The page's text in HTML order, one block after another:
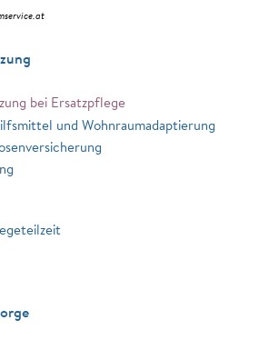
bei Ersatzpflege
und Wohnraumadaptierung